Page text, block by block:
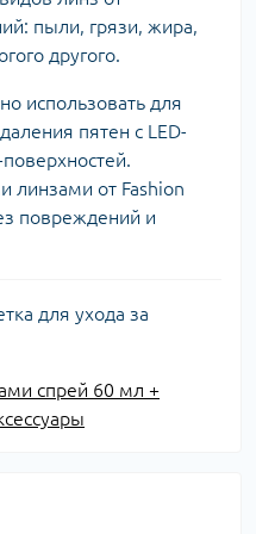
пыли, грязи, жира,
другого.
использовать для
пятен с LED-
линзами от Fashion
повреждений и
для ухода за
спрей 60 мл +